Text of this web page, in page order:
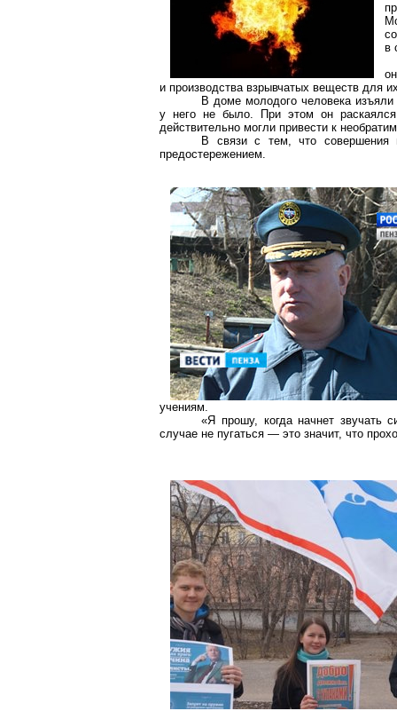
в
и производства взрывчатых веществ для
В доме молодого человека
у него не было. При этом он
действительно могли привести к
В связи с тем, что совершения
предостережением.
учениям.
«Я прошу, когда начнет звучать
случае не пугаться — это значит, что